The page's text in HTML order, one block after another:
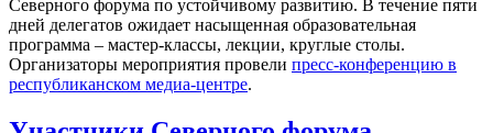
Северного форума по устойчивому развитию. В течение пяти
дней делегатов ожидает насыщенная образовательная
программа – мастер-классы, лекции, круглые столы.
Организаторы мероприятия провели пресс-конференцию в
республиканском медиа-центре.